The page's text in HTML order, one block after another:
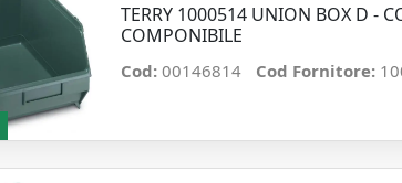
TERRY 1000514 UNION BOX D -
COMPONIBILE
Cod: 00146814 Cod Fornitore: